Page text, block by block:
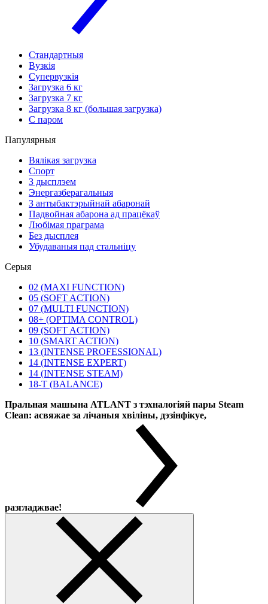
Стандартныя
Вузкія
Супервузкія
Загрузка 6 кг
Загрузка 7 кг
Загрузка 8 кг (большая загрузка)
С паром
Папулярныя
Вялікая загрузка
Спорт
З дысплэем
Энергазберагальныя
З антыбактэрыйнай абаронай
Падвойная абарона ад працёкаў
Любімая праграма
Без дысплея
Убудаваныя пад стальніцу
Серыя
02 (MAXI FUNCTION)
05 (SOFT ACTION)
07 (MULTI FUNCTION)
08+ (OPTIMA CONTROL)
09 (SOFT ACTION)
10 (SMART ACTION)
13 (INTENSE PROFESSIONAL)
14 (INTENSE EXPERT)
14 (INTENSE STEAM)
18-T (BALANCE)
Пральная машына ATLANT з тэхналогіяй пары Steam
Clean: асвяжае за лічаныя хвіліны, дэзінфікуе,
разгладжвае!